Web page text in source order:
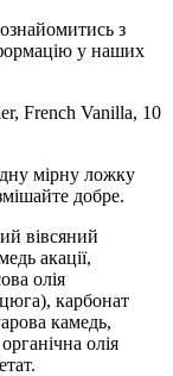
з
у наших
French Vanilla, 10
мірну ложку
добре.
вівсяний
акації,
олія
карбонат
камедь,
олія